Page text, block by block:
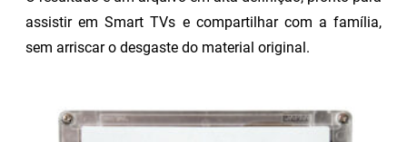
assistir em Smart TVs e compartilhar com a família,
sem arriscar o desgaste do material original.